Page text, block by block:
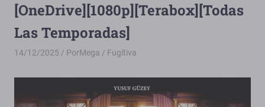
[OneDrive][1080p][Terabox][Todas
Las Temporadas]
14/12/2025 PorMega Fugitiva